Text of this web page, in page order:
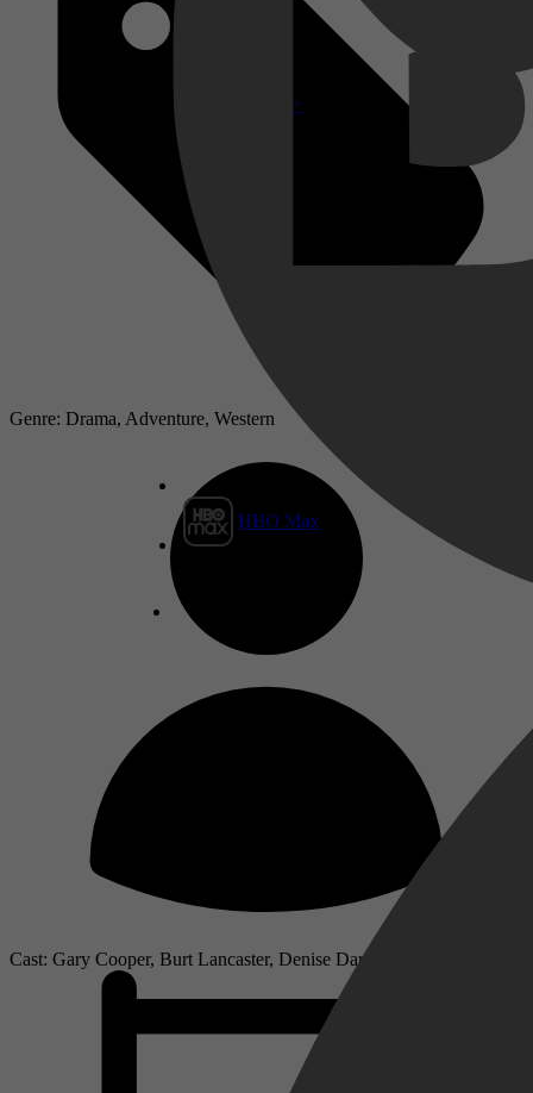
Disney+
HBO Max
Genre: Drama, Adventure, Western
Cast: Gary Cooper, Burt Lancaster, Denise Darcel